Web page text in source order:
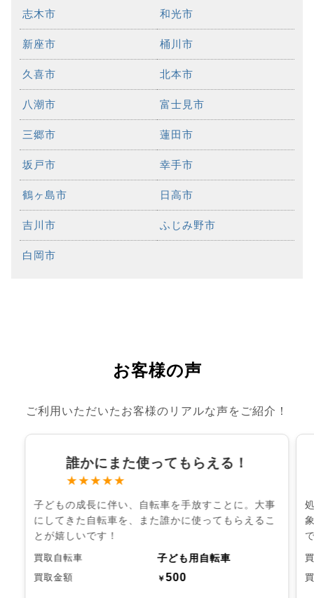
志木市 和光市
新座市 桶川市
久喜市 北本市
八潮市 富士見市
三郷市 蓮田市
坂戸市 幸手市
鶴ヶ島市 日高市
吉川市 ふじみ野市
白岡市
お客様の声
ご利用いただいたお客様のリアルな声をご紹介！
誰かにまた使ってもらえる！
★★★★★
子どもの成長に伴い、自転車を手放すことに。大事
にしてきた自転車を、また誰かに使ってもらえるこ
とが嬉しいです！
買取自転車 子ども用自転車
買取金額 ￥500